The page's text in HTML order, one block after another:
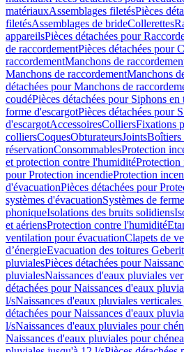
matériauxAssemblages filetésPièces
filetésAssemblages de brideCollerettes
appareilsPièces détachées pour
de raccordementPièces détachées pour
raccordementManchons de
Manchons de raccordementManchons
détachées pour Manchons de
coudéPièces détachées pour Siphons en
forme d'escargotPièces détachées pour
d'escargotAccessoiresColliersFixations
colliersCoquesObturateursJointsBoîtiers
réservationConsommablesProtection
et protection contre l'humiditéProtection
pour Protection incendieProtection
d'évacuationPièces détachées pour
systèmes d'évacuationSystèmes de
phoniqueIsolations des bruits solidiens
et aériensProtection contre l'humidité
ventilation pour évacuationClapets de
d’énergieEvacuation des toitures
pluvialesPièces détachées pour
pluvialesNaissances d'eaux pluviales
détachées pour Naissances d'eaux
l/sNaissances d'eaux pluviales
détachées pour Naissances d'eaux
l/sNaissances d'eaux pluviales pour
Naissances d'eaux pluviales pour